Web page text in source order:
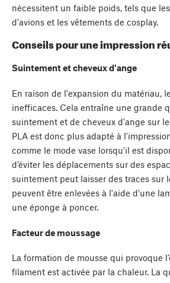
nécessitent un faible poids, tels que
d'avions et les vêtements de cosplay.
Conseils pour une impression
Suintement et cheveux d'ange
En raison de l'expansion du matériau,
inefficaces. Cela entraîne une grande
suintement et de cheveux d'ange sur
PLA est donc plus adapté à
comme le mode vase lorsqu'il est
d’éviter les déplacements sur des
suintement peut laisser des traces sur
peuvent être enlevées à l'aide d'une
une éponge à poncer.
Facteur de moussage
La formation de mousse qui provoque
filament est activée par la chaleur. La